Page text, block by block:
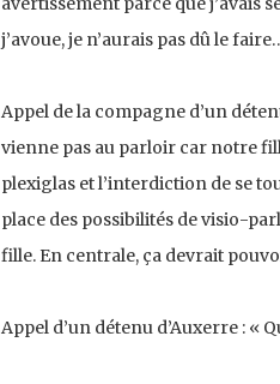
j’avoue, je n’aurais pas dû le
Appel de la compagne d’un
vienne pas au parloir car notre
plexiglas et l’interdiction de se
place des possibilités de visio-
fille. En centrale, ça devrait
Appel d’un détenu d’Auxerre : «